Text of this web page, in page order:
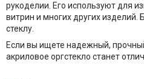
рукоделии. Его используют для
витрин и многих других
стеклу.
Если вы ищете надежный,
акриловое оргстекло станет